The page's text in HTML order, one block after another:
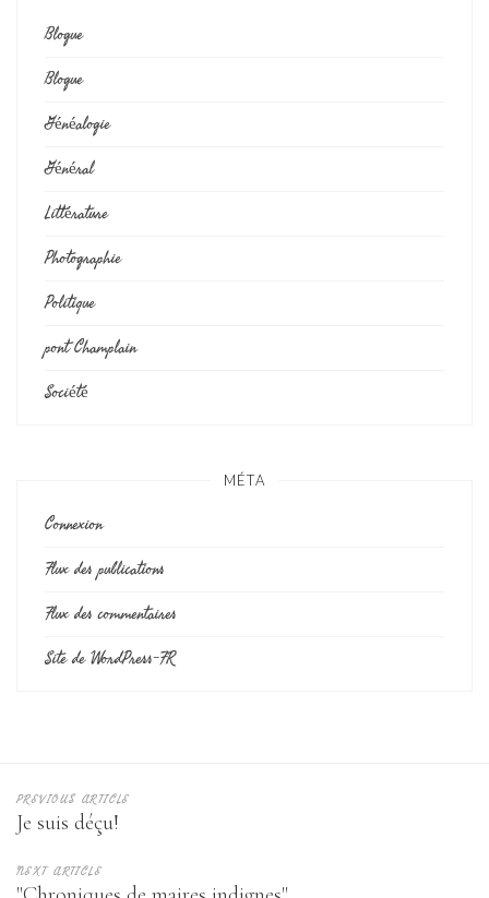
Blogue
Blogue
Généalogie
Général
Littérature
Photographie
Politique
pont Champlain
Société
MÉTA
Connexion
Flux des publications
Flux des commentaires
Site de WordPress-FR
PREVIOUS ARTICLE
Je suis déçu!
NEXT ARTICLE